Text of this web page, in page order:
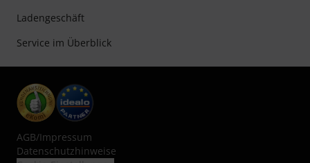
Ladengeschäft
Service im Überblick
AGB/Impressum
Datenschutzhinweise